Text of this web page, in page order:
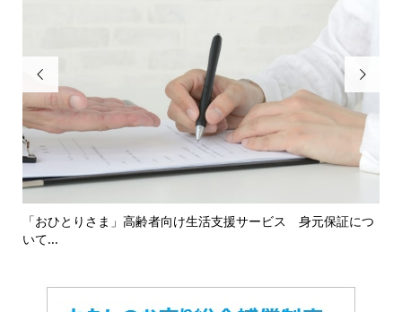

「おひとりさま」高齢者向け生活支援サービス 身元保証につ
いて...
